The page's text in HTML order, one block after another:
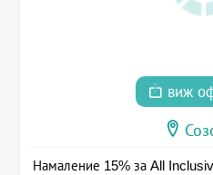
виж
Намаление 15% за All